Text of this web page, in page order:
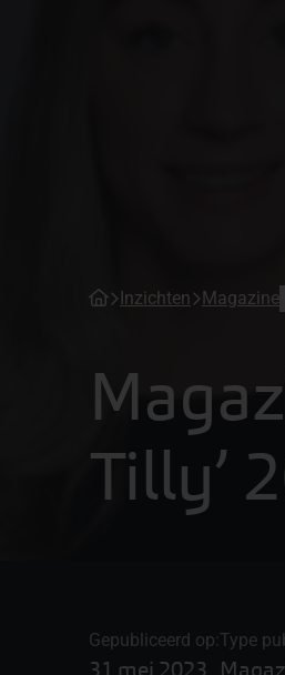
Inzichten Magazine
Tilly’
Gepubliceerd op:Type